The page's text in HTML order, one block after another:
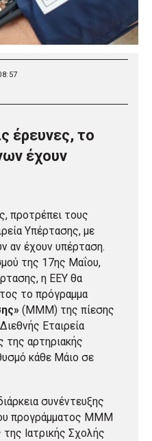
έρευνες, το
έχουν
προτρέπει τους
Υπέρτασης, με
αν έχουν υπέρταση.
της 17ης Μαΐου,
η ΕΕΥ θα
το πρόγραμμα
(ΜΜΜ) της πίεσης
Εταιρεία
της αρτηριακής
κάθε Μάιο σε
συνέντευξης
προγράμματος ΜΜΜ
Ιατρικής Σχολής